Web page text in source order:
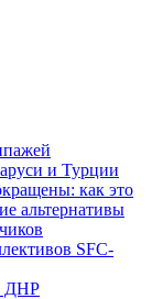
и Турции
как это
альтернативы
SFC-
ДНР